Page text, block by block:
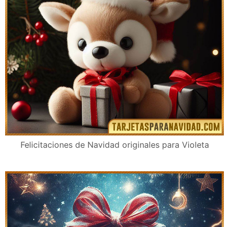
Felicitaciones de Navidad originales para Violeta